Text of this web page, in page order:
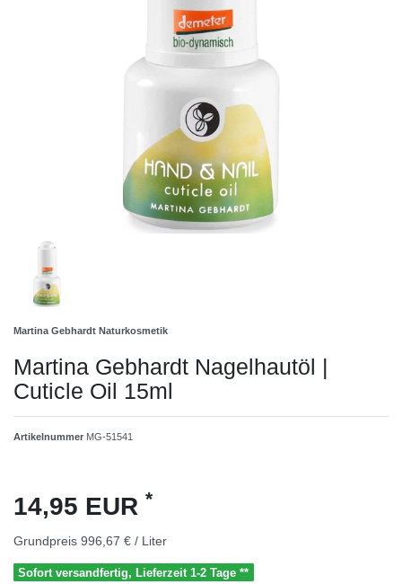
Martina Gebhardt Naturkosmetik
Martina Gebhardt Nagelhautöl |
Cuticle Oil 15ml
Artikelnummer MG-51541
14,95 EUR *
Grundpreis 996,67 € / Liter
Sofort versandfertig, Lieferzeit 1-2 Tage **